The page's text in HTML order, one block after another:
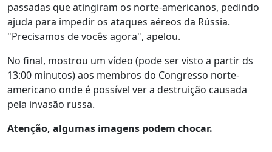
passadas que atingiram os norte-americanos, pedindo
ajuda para impedir os ataques aéreos da Rússia.
"Precisamos de vocês agora", apelou.
No final, mostrou um vídeo (pode ser visto a partir ds
13:00 minutos) aos membros do Congresso norte-
americano onde é possível ver a destruição causada
pela invasão russa.
Atenção, algumas imagens podem chocar.